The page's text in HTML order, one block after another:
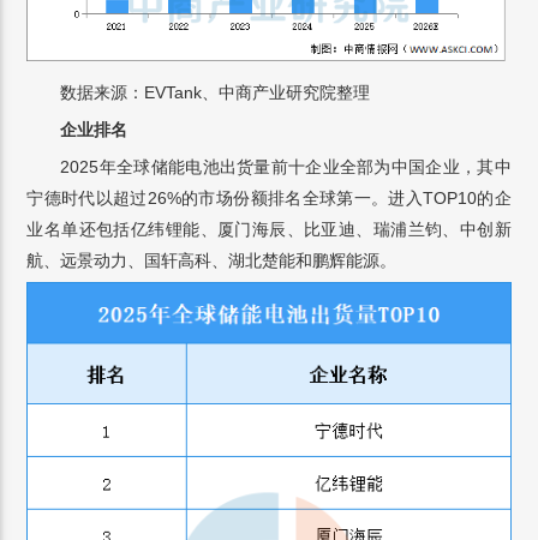
数据来源：EVTank、中商产业研究院整理
企业排名
2025年全球储能电池出货量前十企业全部为中国企业，其中
宁德时代以超过26%的市场份额排名全球第一。进入TOP10的企
业名单还包括亿纬锂能、厦门海辰、比亚迪、瑞浦兰钧、中创新
航、远景动力、国轩高科、湖北楚能和鹏辉能源。